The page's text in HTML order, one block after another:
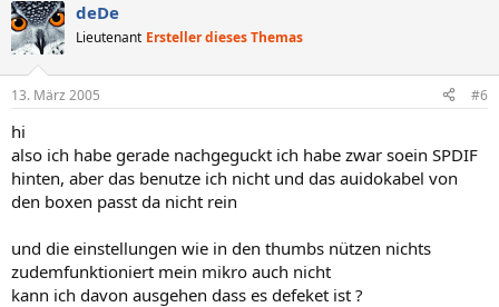
deDe
Lieutenant Ersteller dieses Themas
13. März 2005 #6
hi
also ich habe gerade nachgeguckt ich habe zwar soein SPDIF
hinten, aber das benutze ich nicht und das auidokabel von
den boxen passt da nicht rein
und die einstellungen wie in den thumbs nützen nichts
zudemfunktioniert mein mikro auch nicht
kann ich davon ausgehen dass es defeket ist ?